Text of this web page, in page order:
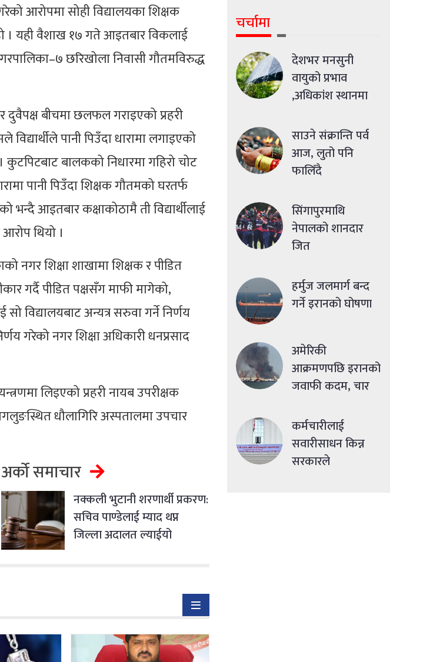
आरोपमा सोही विद्यालयका शिक्षक
। यही वैशाख १७ गते आइतबार विकलाई
छरिखोला निवासी गौतमविरुद्ध
दुवैपक्ष बीचमा छलफल गराइएको प्रहरी
पानी पिउँदा धारामा लगाइएको
बालकको निधारमा गहिरो चोट
पानी पिउँदा शिक्षक गौतमको घरतर्फ
आइतबार कक्षाकोठामै ती विद्यार्थीलाई
थियो ।
नगर शिक्षा शाखामा शिक्षक र पीडित
गर्दै पीडित पक्षसँग माफी मागेको,
सो विद्यालयबाट अन्यत्र सरुवा गर्ने निर्णय
गरेको नगर शिक्षा अधिकारी धनप्रसाद
लिइएको प्रहरी नायब उपरीक्षक
धौलागिरि अस्पतालमा उपचार
अर्को समाचार
नक्कली भुटानी शरणार्थी प्रकरण:
सचिव पाण्डेलाई म्याद थप्न
जिल्ला अदालत ल्याईयो
चर्चामा
देशभर मनसुनी
वायुको प्रभाव
,अधिकांश स्थानमा
साउने संक्रान्ति पर्व
आज, लुतो पनि
फालिँदै
सिंगापुरमाथि
नेपालको शानदार
जित
हर्मुज जलमार्ग बन्द
गर्ने इरानको घोषणा
अमेरिकी
आक्रमणपछि इरानको
जवाफी कदम, चार
कर्मचारीलाई
सवारीसाधन किन्न
सरकारले